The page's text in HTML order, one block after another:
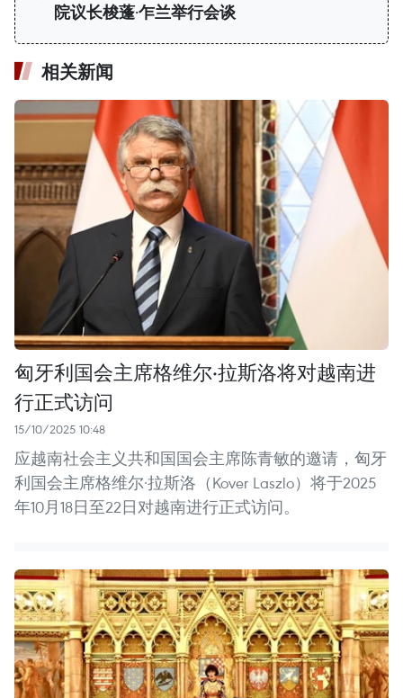
院议长梭蓬·乍兰举行会谈
相关新闻
匈牙利国会主席格维尔·拉斯洛将对越南进
行正式访问
15/10/2025 10:48
应越南社会主义共和国国会主席陈青敏的邀请，匈牙
利国会主席格维尔·拉斯洛（Kover Laszlo）将于2025
年10月18日至22日对越南进行正式访问。